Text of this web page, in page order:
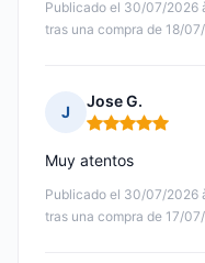
Publicado el 30/07/2026
tras una compra de 18/
J
Jose G.
Nota: 5 de 5
Publicado el 30/07/2026
tras una compra de 17/
Muy atentos